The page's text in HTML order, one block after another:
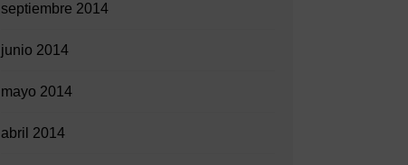
septiembre 2014
junio 2014
mayo 2014
abril 2014